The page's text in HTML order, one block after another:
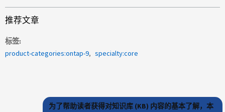
推荐文章
标签
product-categories:ontap-9
specialty:core
为了帮助读者获得对知识库 (KB) 内容的基本了解，本